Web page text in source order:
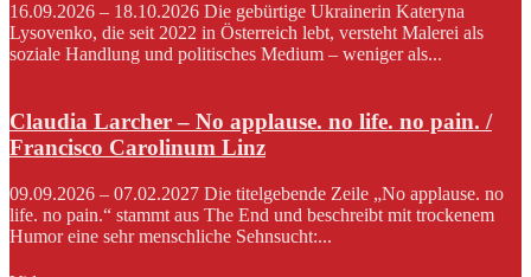
16.09.2026 – 18.10.2026 Die gebürtige Ukrainerin Kateryna
Lysovenko, die seit 2022 in Österreich lebt, versteht Malerei als
soziale Handlung und politisches Medium – weniger als...
Claudia Larcher – No applause. no life. no pain. /
Francisco Carolinum Linz
09.09.2026 – 07.02.2027 Die titelgebende Zeile „No applause. no
life. no pain.“ stammt aus The End und beschreibt mit trockenem
Humor eine sehr menschliche Sehnsucht:...